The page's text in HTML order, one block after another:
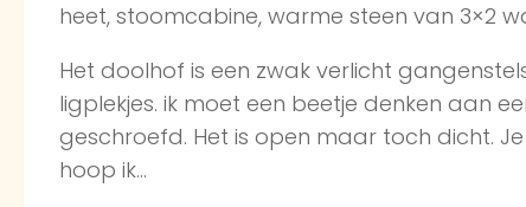
heet, stoomcabine, warme steen van 3×2
Het doolhof is een zwak verlicht
ligplekjes. ik moet een beetje denken aan
geschroefd. Het is open maar toch dicht.
hoop ik…